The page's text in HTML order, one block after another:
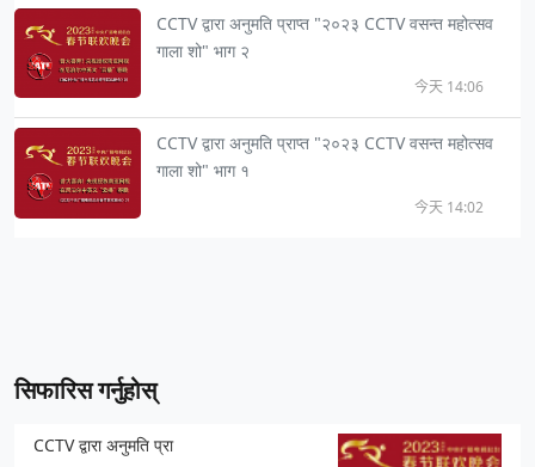
CCTV द्वारा अनुमति प्राप्त "२०२३ CCTV वसन्त महोत्सव
गाला शो" भाग २
今天 14:06
CCTV द्वारा अनुमति प्राप्त "२०२३ CCTV वसन्त महोत्सव
गाला शो" भाग १
今天 14:02
सिफारिस गर्नुहोस्
CCTV द्वारा अनुमति प्रा